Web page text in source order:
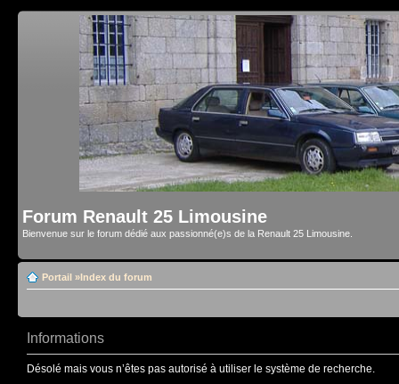
Forum Renault 25 Limousine
Bienvenue sur le forum dédié aux passionné(e)s de la Renault 25 Limousine.
Portail »Index du forum
Informations
Désolé mais vous n’êtes pas autorisé à utiliser le système de recherche.